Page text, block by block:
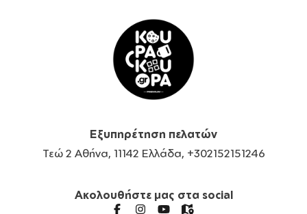
Εξυπηρέτηση πελατών
Τεώ 2 Αθήνα, 11142 Ελλάδα, +302152151246
Ακολουθήστε μας στα social